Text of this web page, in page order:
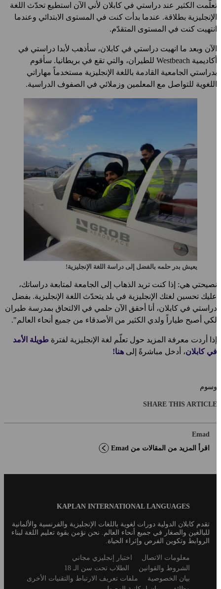
تعلّمت الكثير عند دراستي في كابلان لأني الآن استطيع تحدّث اللغة
الإنجليزية بطلاقة. عندما بدأت كنت في المستوى الابتدائي وعندما
انتهيت كنت في المستوى المتقدّم.
الآن وبعد ما انهيت دراستي في كابلان، سأذهب لأبدا دراستي في
أكاديمية Westbeach للطيران، والتي تقع في بريطانيا. سأقوم
بدراستي الجامعية القادمة باللغة الإنجليزية مستخدماً مهاراتي
اللغوية للتواصل مع المعلمين وزملائي في الصفوف الدراسية.
يعيش بدر حلمه بالفضل إلى دراسة اللغة الإنجليزية!
نصيحتي هي: إذا كنت تريد الذهاب إلى الجامعة لمتابعة دراساتك،
عليك تحسين لغتك الإنجليزية في بلد يتحدّث اللغة الإنجليزية. بفضل
دراستي في كابلان، أنا أحقق الآن حلمي في الالتحاق بمدرسة طيران
لكي أصبح طياراً ولدي الكثير من الأصدقاء من جميع أنحاء العالم".
إذا أردت معرفة المزيد حول تعلّم لغة الإنجليزية لفترةطويلة الأمد
في كابلان، أدخل مباشرةً إلى هنا!
وسوم
SHARE THIS ARTICLE
Emad
اقرأ المزيد من المقالات من Emad
KAPLAN INTERNATIONAL LANGUAGES
تقدم كابلان الدولية دورات لغوية باللغات الإنجليزية والفرنسية والألمانية
للبالغين والصغار في جميع أنحاء العالم. نحن نؤمن بقوة تعليم اللغة لبناء
الروابط وتكوين الفرص وإثراء الحياة.
Secondaryمعلومات الاتصال
اختبار إنجليزي مجاني
الشروط والقوانين
الطلاب تحت سن الـ 18
بيان الخصوصية
ملفات تعريف الارتباط والتقنيات الأخرى